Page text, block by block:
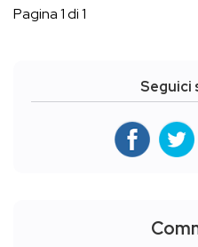
Pagina 1 di 1
Seguici